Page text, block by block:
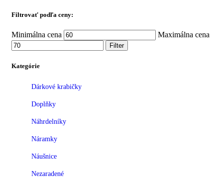
Filtrovať podľa ceny:
Minimálna cena Maximálna cena
Filter
Kategórie
Dárkové krabičky
Doplňky
Náhrdelníky
Náramky
Náušnice
Nezaradené